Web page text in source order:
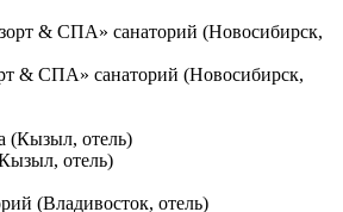
& СПА» санаторий (Новосибирск,
отель)